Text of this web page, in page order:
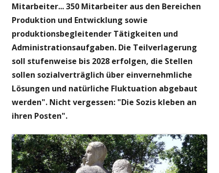
Mitarbeiter... 350 Mitarbeiter aus den Bereichen
Produktion und Entwicklung sowie
produktionsbegleitender Tätigkeiten und
Administrationsaufgaben. Die Teilverlagerung
soll stufenweise bis 2028 erfolgen, die Stellen
sollen sozialverträglich über einvernehmliche
Lösungen und natürliche Fluktuation abgebaut
werden". Nicht vergessen: "Die Sozis kleben an
ihren Posten".